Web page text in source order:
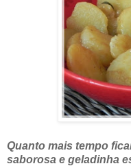
Quanto mais tempo
saborosa e geladinha